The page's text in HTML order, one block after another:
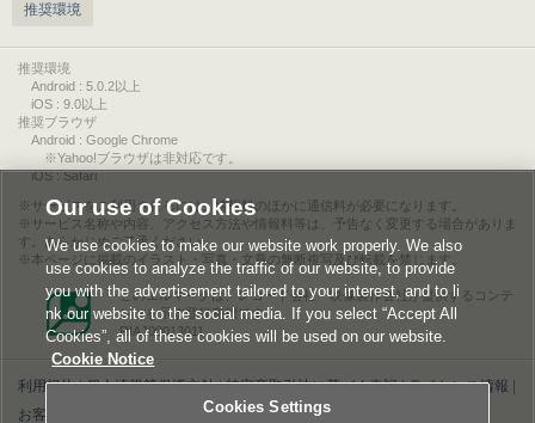
推奨環境
推奨環境
Android : 5.0.2以上
iOS : 9.0以上
推奨ブラウザ
Android : Google Chrome
※Yahoo!ブラウザは非対応です。
iOS : Safari
サービスをご利用されるには、情報料のほかに通信料が必要になります。
サービス名称や内容、アクセス方法や情報料等は、予告なく変更する場合がありま
す。あらかじめご了承ください。
本ページに掲載のイラスト・写真・文章の無断複写及び転載を禁じます。
このエルマークは、レコード会社・映像製作会社が提供するコンテ
ンツを示す登録商標です。
RIAJ00013011
利用規約|個人情報等保護方針|特定商取引法に基づく表記|ライセンス情報
お客様情報の外部送信について|Cookies Settings
Our use of Cookies
We use cookies to make our website work properly. We also
use cookies to analyze the traffic of our website, to provide
you with the advertisement tailored to your interest, and to li
nk our website to the social media. If you select “Accept All
Cookies”, all of these cookies will be used on our website.
Cookie Notice
Cookies Settings